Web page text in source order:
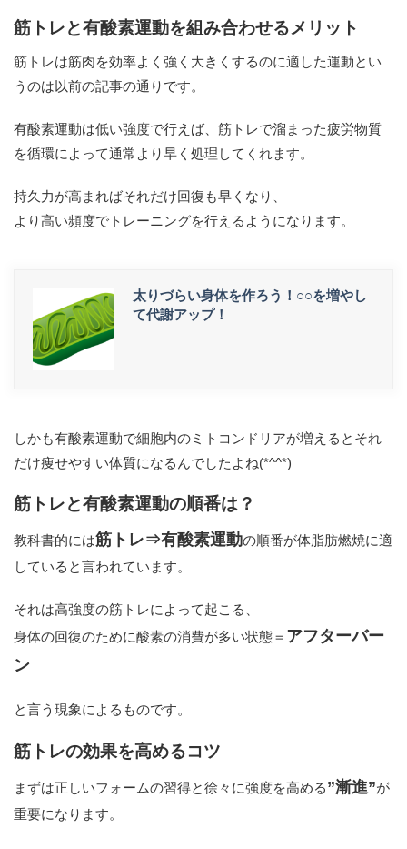
筋トレと有酸素運動を組み合わせるメリット
筋トレは筋肉を効率よく強く大きくするのに適した運動とい
うのは以前の記事の通りです。
有酸素運動は低い強度で行えば、筋トレで溜まった疲労物質
を循環によって通常より早く処理してくれます。
持久力が高まればそれだけ回復も早くなり、
より高い頻度でトレーニングを行えるようになります。
太りづらい身体を作ろう！○○を増やし
て代謝アップ！
しかも有酸素運動で細胞内のミトコンドリアが増えるとそれ
だけ痩せやすい体質になるんでしたよね(*^^*)
筋トレと有酸素運動の順番は？
教科書的には筋トレ⇒有酸素運動の順番が体脂肪燃焼に適
していると言われています。
それは高強度の筋トレによって起こる、
身体の回復のために酸素の消費が多い状態＝ アフターバー
ン
と言う現象によるものです。
筋トレの効果を高めるコツ
まずは正しいフォームの習得と徐々に強度を高める”漸進”が
重要になります。